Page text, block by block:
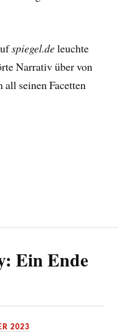
spiegel.deleuchte
Narrativ über von
seinen Facetten
Ein Ende
2023